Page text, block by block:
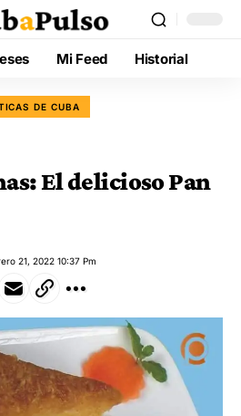
Mi Feed Historial
DE CUBA
El delicioso Pan
21, 2022 10:37 Pm